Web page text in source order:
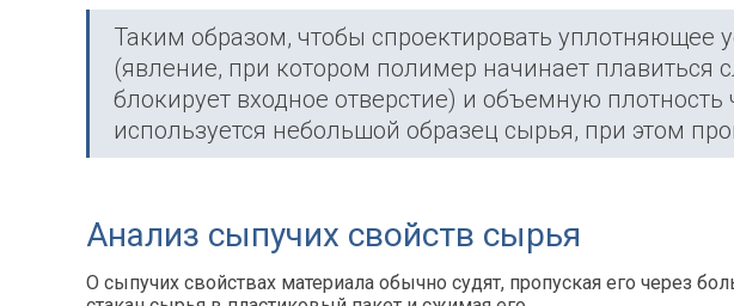
Таким образом, чтобы спроектировать уплотняющее
(явление, при котором полимер начинает
блокирует входное отверстие) и объемную
используется небольшой образец сырья, при этом
Анализ сыпучих свойств сырья
О сыпучих свойствах материала обычно судят, пропуская его через